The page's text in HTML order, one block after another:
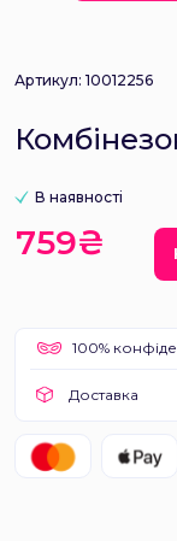
Артикул: 10012256
В наявності
759₴
100%
Доставка